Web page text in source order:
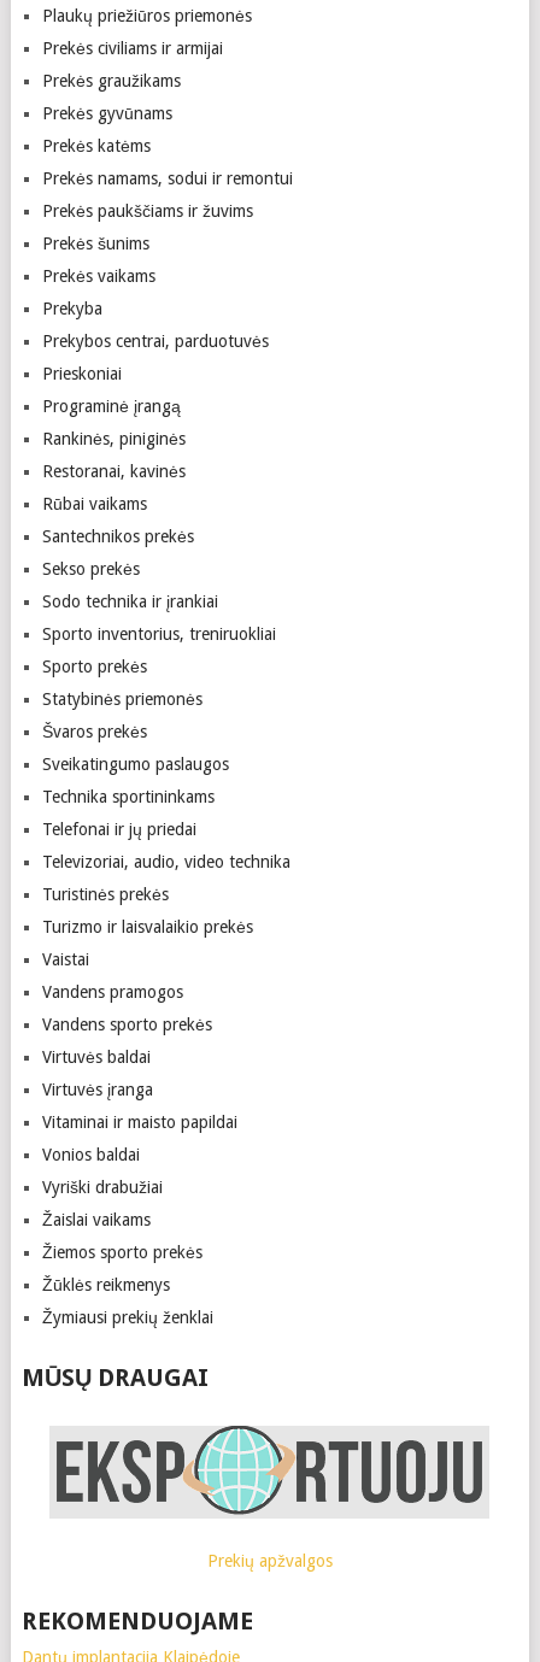
Plaukų priežiūros priemonės
Prekės civiliams ir armijai
Prekės graužikams
Prekės gyvūnams
Prekės katėms
Prekės namams, sodui ir remontui
Prekės paukščiams ir žuvims
Prekės šunims
Prekės vaikams
Prekyba
Prekybos centrai, parduotuvės
Prieskoniai
Programinė įrangą
Rankinės, piniginės
Restoranai, kavinės
Rūbai vaikams
Santechnikos prekės
Sekso prekės
Sodo technika ir įrankiai
Sporto inventorius, treniruokliai
Sporto prekės
Statybinės priemonės
Švaros prekės
Sveikatingumo paslaugos
Technika sportininkams
Telefonai ir jų priedai
Televizoriai, audio, video technika
Turistinės prekės
Turizmo ir laisvalaikio prekės
Vaistai
Vandens pramogos
Vandens sporto prekės
Virtuvės baldai
Virtuvės įranga
Vitaminai ir maisto papildai
Vonios baldai
Vyriški drabužiai
Žaislai vaikams
Žiemos sporto prekės
Žūklės reikmenys
Žymiausi prekių ženklai
MŪSŲ DRAUGAI
Prekių apžvalgos
REKOMENDUOJAME
Dantų implantacija Klaipėdoje